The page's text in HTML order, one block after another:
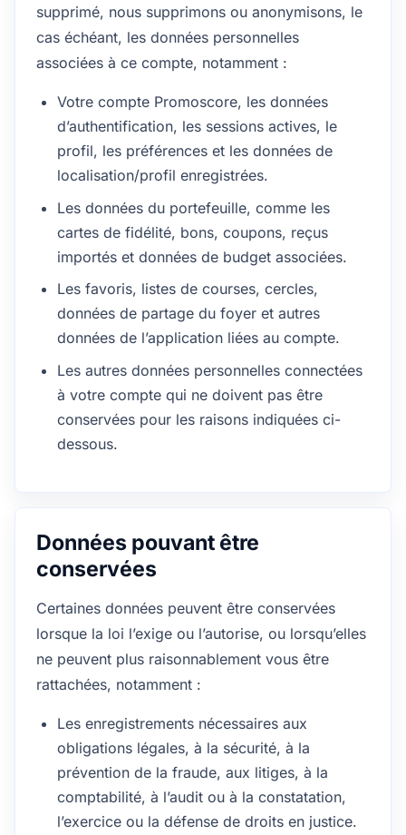
supprimé, nous supprimons ou anonymisons, le
cas échéant, les données personnelles
associées à ce compte, notamment :
Votre compte Promoscore, les données
d’authentification, les sessions actives, le
profil, les préférences et les données de
localisation/profil enregistrées.
Les données du portefeuille, comme les
cartes de fidélité, bons, coupons, reçus
importés et données de budget associées.
Les favoris, listes de courses, cercles,
données de partage du foyer et autres
données de l’application liées au compte.
Les autres données personnelles connectées
à votre compte qui ne doivent pas être
conservées pour les raisons indiquées ci-
dessous.
Données pouvant être
conservées
Certaines données peuvent être conservées
lorsque la loi l’exige ou l’autorise, ou lorsqu’elles
ne peuvent plus raisonnablement vous être
rattachées, notamment :
Les enregistrements nécessaires aux
obligations légales, à la sécurité, à la
prévention de la fraude, aux litiges, à la
comptabilité, à l’audit ou à la constatation,
l’exercice ou la défense de droits en justice.